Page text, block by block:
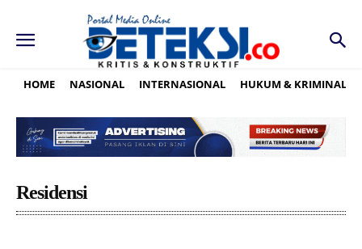
HOME NASIONAL INTERNASIONAL HUKUM & KRIMINAL
Residensi